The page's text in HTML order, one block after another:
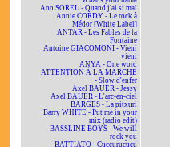
Ann SOREL - Quand j'ai si mal
Annie CORDY - Le rock à
Médor [White Label]
ANTAR - Les Fables de la
Fontaine
Antoine GIACOMONI - Vieni
vieni
ANYA - One word
ATTENTION À LA MARCHE
- Slow d'enfer
Axel BAUER - Jessy
Axel BAUER - L'arc-en-ciel
BARGES - La pitxuri
Barry WHITE - Put me in your
mix (radio edit)
BASSLINE BOYS - We will
rock you
BATTIATO - Cuccurucucu